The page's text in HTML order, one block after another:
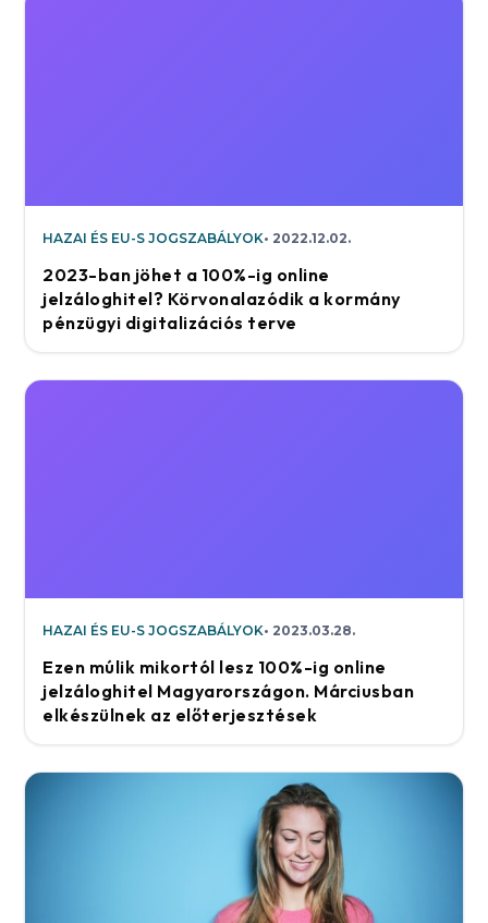
HAZAI ÉS EU-S JOGSZABÁLYOK 2022.12.02.
2023-ban jöhet a 100%-ig online
jelzáloghitel? Körvonalazódik a kormány
pénzügyi digitalizációs terve
HAZAI ÉS EU-S JOGSZABÁLYOK 2023.03.28.
Ezen múlik mikortól lesz 100%-ig online
jelzáloghitel Magyarországon. Márciusban
elkészülnek az előterjesztések